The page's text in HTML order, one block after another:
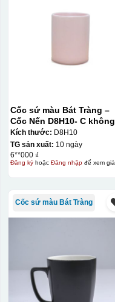
In logo 2 mặt
In logo 1 mặt
Hộp xi ấm chén
Cốc sứ màu Bát Tràng –
Cốc Nến D8H10- C không
quai
Kích thước: D8H10
TG sản xuất: 10 ngày
6**000 ₫
Đăng kýhoặc Đăng nhậpđể xem giá
Cốc sứ màu Bát Tràng